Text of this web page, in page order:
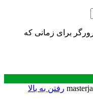
برای زمانی که
رفتن به بالا